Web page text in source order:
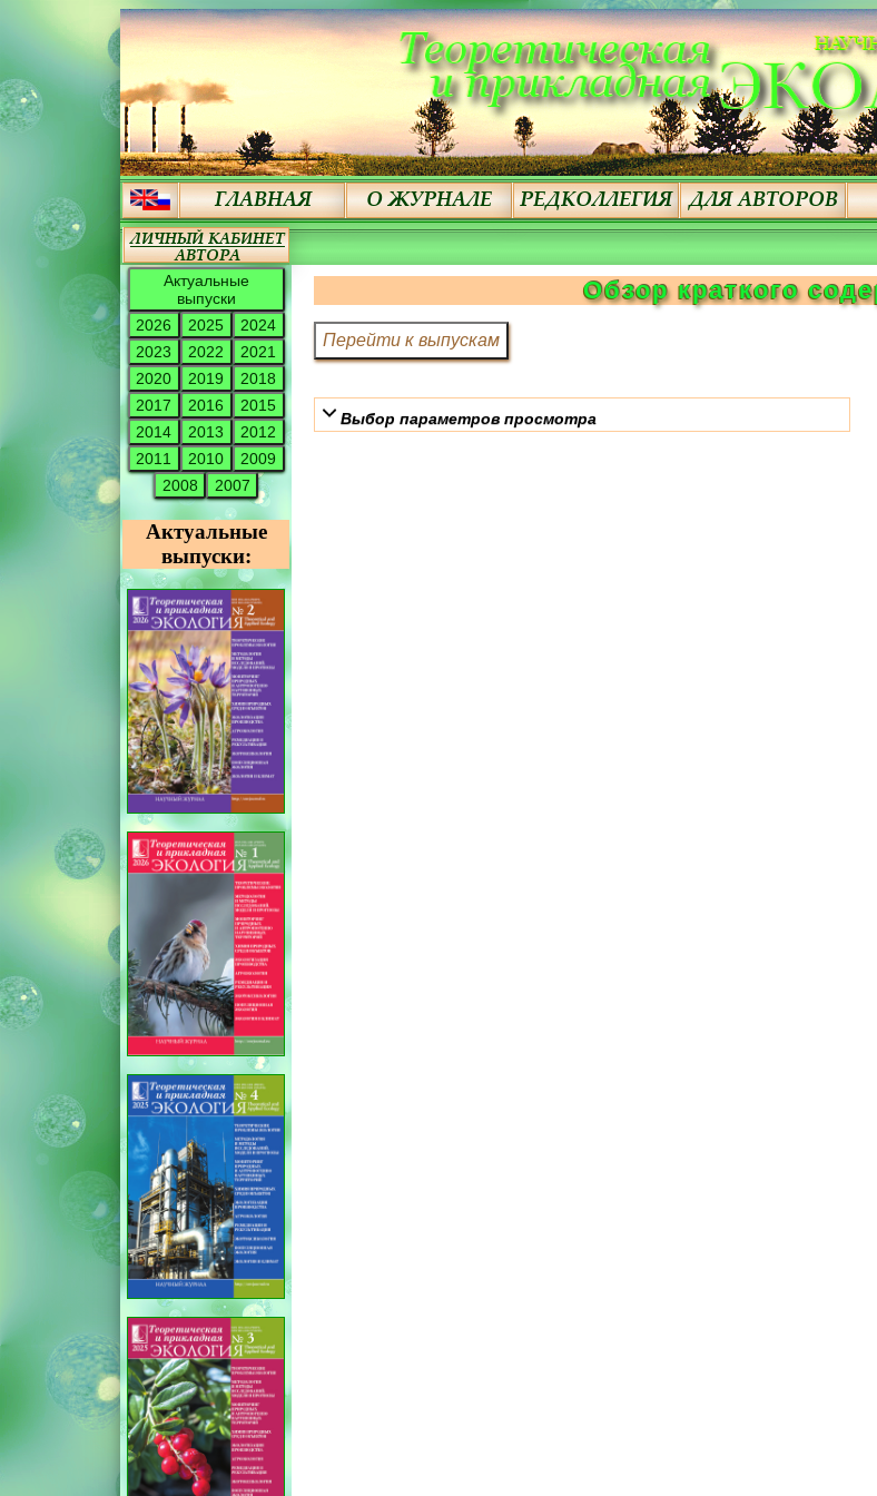
Актуальные
выпуски
2026
2025
2024
2023
2022
2021
2020
2019
2018
2017
2016
2015
2014
2013
2012
2011
2010
2009
2008
2007
Актуальные
выпуски:
Обзор краткого
Выбор параметров просмотра